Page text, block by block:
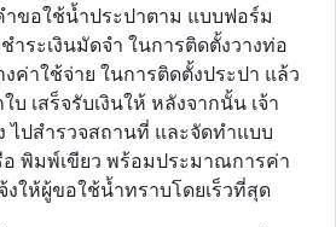
ำขอใช้น้ำประปาตาม แบบฟอร์ม
ำระเงินมัดจำ ในการติดตั้งวางท่อ
ค่าใช้จ่าย ในการติดตั้งประปา แล้ว
บ เสร็จรับเงินให้ หลังจากนั้น เจ้า
ไปสำรวจสถานที่ และจัดทำแบบ
พิมพ์เขียว พร้อมประมาณการค่า
งให้ผู้ขอใช้น้ำทราบโดยเร็วที่สุด